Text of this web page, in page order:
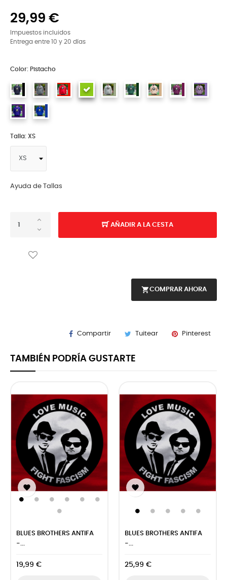
29,99 €
Impuestos incluidos
Entrega entre 10 y 20 días
Color: Pistacho
Talla: XS
Ayuda de Tallas
AÑADIR A LA CESTA
shopping_cartCOMPRAR AHORA
Compartir Tuitear Pinterest
TAMBIÉN PODRÍA GUSTARTE

BLUES BROTHERS ANTIFA
-...
19,99 €

BLUES BROTHERS ANTIFA
-...
25,99 €